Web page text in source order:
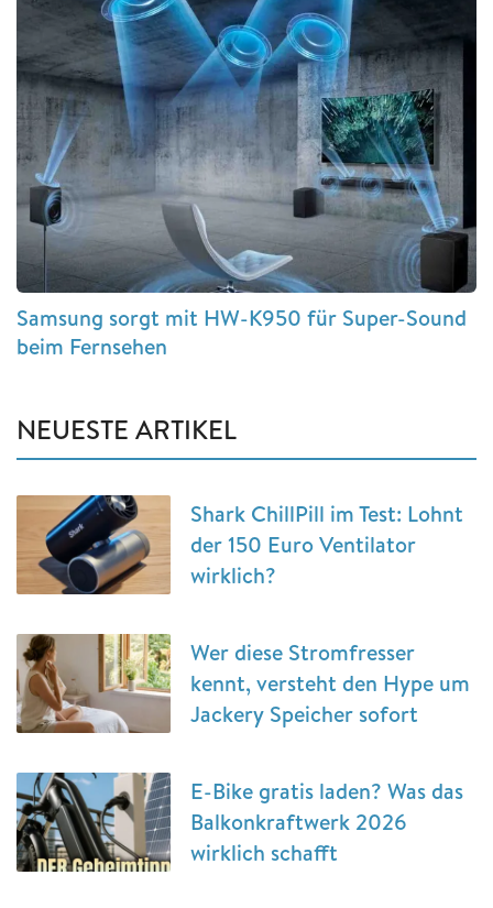
Samsung sorgt mit HW-K950 für Super-Sound
beim Fernsehen
NEUESTE ARTIKEL
Shark ChillPill im Test: Lohnt
der 150 Euro Ventilator
wirklich?
Wer diese Stromfresser
kennt, versteht den Hype um
Jackery Speicher sofort
E-Bike gratis laden? Was das
Balkonkraftwerk 2026
wirklich schafft